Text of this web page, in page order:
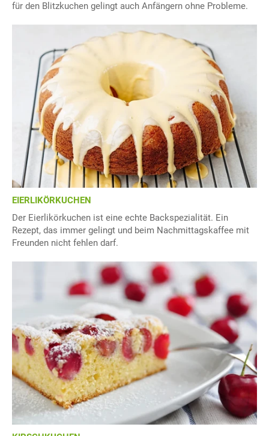
für den Blitzkuchen gelingt auch Anfängern ohne Probleme.
EIERLIKÖRKUCHEN
Der Eierlikörkuchen ist eine echte Backspezialität. Ein
Rezept, das immer gelingt und beim Nachmittagskaffee mit
Freunden nicht fehlen darf.